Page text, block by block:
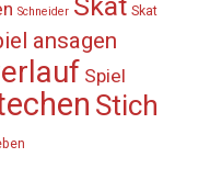
Schneider Skat Skat
ansagen
Spiel
Stich